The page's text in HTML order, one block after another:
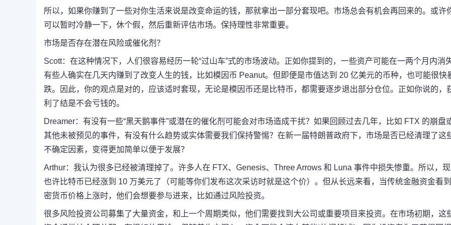
所以，如果你赚到了一些对你生活来说是改变命运的钱，那就拿出一部分套现吧。市场总会有机会再回来的。或许
可以暂时冷静一下，休个假，然后重新评估市场。保持理性非常重要。
市场是否存在潜在风险或催化剂？
Scott： 在这种情况下，人们很容易经历一轮“过山车”式的市场波动。 正如你提到的，一些资产可能在一两个月内消失
有些人确实在几天内赚到了改变人生的钱，比如模因币 Peanut。 但即便是市值达到 20 亿美元的币种，也可能很快
跌。
因此，你的观点是对的，应该适时套现，无论是模因币还是比特币，都需要逐步退出部分仓位。 正如你说的，
利了结是不会亏钱的。
Dreamer： 有没有一些“黑天鹅事件”或潜在的催化剂可能会对市场造成干扰？ 如果回顾过去几年，比如 FTX 的崩盘
其他未被预见的事件，有没有什么趋势或实体需要我们保持警惕？ 在新一届特朗普政府下，市场是否已经清理了这
不确定因素，变得更加简单以便于发展？
Arthur： 我认为很多已经被清理掉了。 许多人在 FTX、Genesis、Three Arrows 和 Luna 事件中损失惨重。 所以，
也许比特币已经涨到 10 万美元了（可能等你们发布这次采访时就是这个价）。 但从长远来看，当传统金融资金看
密货币价格上涨时，他们会想要参与进来，比如通过风险投资。
很多风险投资公司募集了大量资金，和上一个周期类似，他们需要找到大公司或重要项目来投资。在市场初期，这